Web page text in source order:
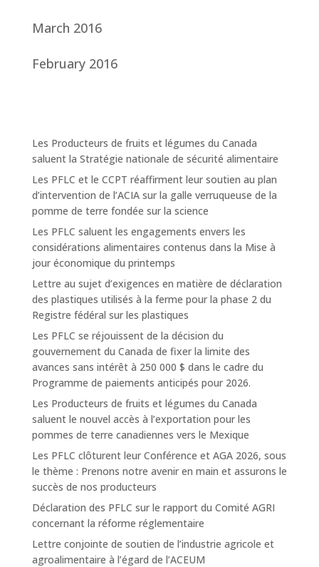
March 2016
February 2016
Les Producteurs de fruits et légumes du Canada
saluent la Stratégie nationale de sécurité alimentaire
Les PFLC et le CCPT réaffirment leur soutien au plan
d’intervention de l’ACIA sur la galle verruqueuse de la
pomme de terre fondée sur la science
Les PFLC saluent les engagements envers les
considérations alimentaires contenus dans la Mise à
jour économique du printemps
Lettre au sujet d’exigences en matière de déclaration
des plastiques utilisés à la ferme pour la phase 2 du
Registre fédéral sur les plastiques
Les PFLC se réjouissent de la décision du
gouvernement du Canada de fixer la limite des
avances sans intérêt à 250 000 $ dans le cadre du
Programme de paiements anticipés pour 2026.
Les Producteurs de fruits et légumes du Canada
saluent le nouvel accès à l’exportation pour les
pommes de terre canadiennes vers le Mexique
Les PFLC clôturent leur Conférence et AGA 2026, sous
le thème : Prenons notre avenir en main et assurons le
succès de nos producteurs
Déclaration des PFLC sur le rapport du Comité AGRI
concernant la réforme réglementaire
Lettre conjointe de soutien de l’industrie agricole et
agroalimentaire à l’égard de l’ACEUM